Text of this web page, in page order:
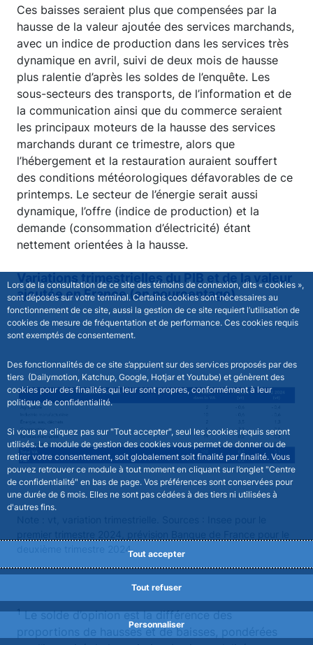
Lors de la consultation de ce site des témoins de connexion, dits « cookies »,
sont déposés sur votre terminal. Certains cookies sont nécessaires au
fonctionnement de ce site, aussi la gestion de ce site requiert l’utilisation de
cookies de mesure de fréquentation et de performance. Ces cookies requis
sont exemptés de consentement.
Des fonctionnalités de ce site s’appuient sur des services proposés par des
tiers (Dailymotion, Katchup, Google, Hotjar et Youtube) et génèrent des
cookies pour des finalités qui leur sont propres, conformément à leur
politique de confidentialité.
Si vous ne cliquez pas sur "Tout accepter", seul les cookies requis seront
utilisés. Le module de gestion des cookies vous permet de donner ou de
retirer votre consentement, soit globalement soit finalité par finalité. Vous
pouvez retrouver ce module à tout moment en cliquant sur l’onglet "Centre
de confidentialité" en bas de page. Vos préférences sont conservées pour
une durée de 6 mois. Elles ne sont pas cédées à des tiers ni utilisées à
d'autres fins.
Tout accepter
Tout refuser
Personnaliser
Ces baisses seraient plus que compensées par la
hausse de la valeur ajoutée des services marchands,
avec un indice de production dans les services très
dynamique en avril, suivi de deux mois de hausse
plus ralentie d’après les soldes de l’enquête. Les
sous-secteurs des transports, de l’information et de
la communication ainsi que du commerce seraient
les principaux moteurs de la hausse des services
marchands durant ce trimestre, alors que
l’hébergement et la restauration auraient souffert
des conditions météorologiques défavorables de ce
printemps. Le secteur de l’énergie serait aussi
dynamique, l’offre (indice de production) et la
demande (consommation d’électricité) étant
nettement orientées à la hausse.
Variations trimestrielles du PIB et de la valeur
ajoutée en France (en pourcentage)
deuxième trimestre 2024.
1Le solde d’opinion est la différence des
proportions de hausses et de baisses, pondérées